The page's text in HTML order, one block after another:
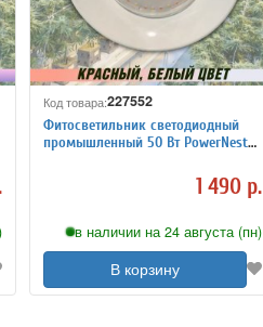
Код товара:227552
Фитосветильник светодиодный
промышленный 50 Вт PowerNest
1 490 р.
в наличии на 24 августа (пн)
В корзину